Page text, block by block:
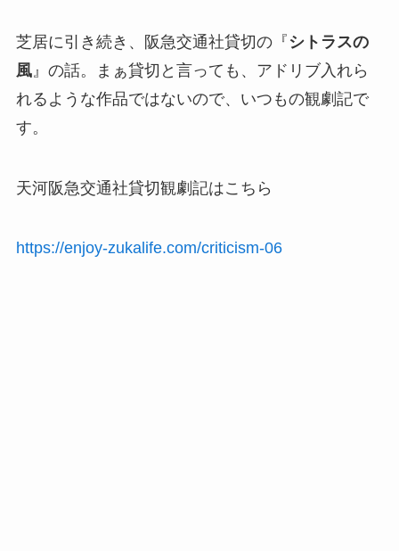
芝居に引き続き、阪急交通社貸切の『 シトラスの
風』の話。まぁ貸切と言っても、アドリブ入れら
れるような作品ではないので、いつもの観劇記で
す。
天河阪急交通社貸切観劇記はこちら
https://enjoy-zukalife.com/criticism-06